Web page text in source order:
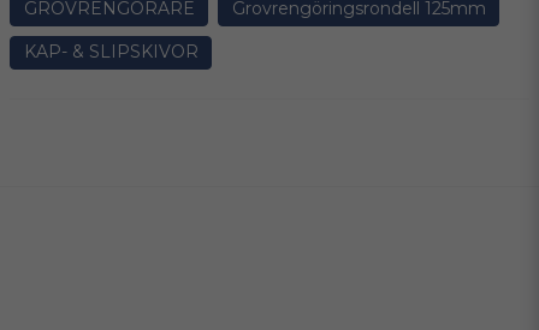
GROVRENGÖRARE
Grovrengöringsrondell 125mm
KAP- & SLIPSKIVOR